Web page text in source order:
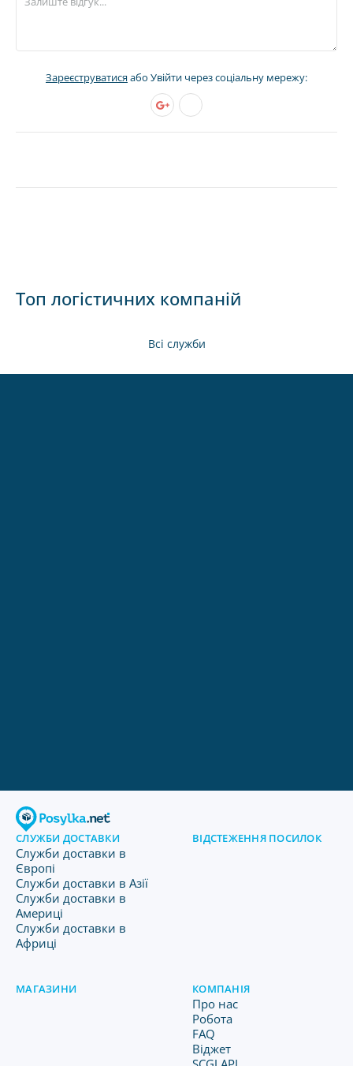
Зареєструватисяабо Увійти через соціальну мережу:
Топ логістичних компаній
Всі служби
СЛУЖБИ ДОСТАВКИ
Служби доставки в
Європі
Служби доставки в Азії
Служби доставки в
Америці
Служби доставки в
Африці
ВІДСТЕЖЕННЯ ПОСИЛОК
МАГАЗИНИ КОМПАНІЯ
Про нас
Робота
FAQ
Віджет